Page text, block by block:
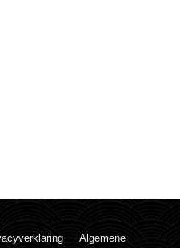
Algemene